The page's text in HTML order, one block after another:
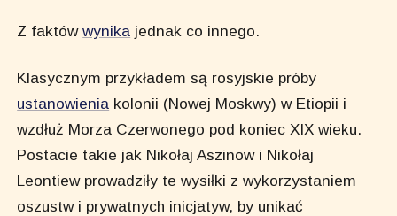
Z faktówwynika jednak co innego.
Klasycznym przykładem są rosyjskie próby
ustanowienia kolonii (Nowej Moskwy) w Etiopii i
wzdłuż Morza Czerwonego pod koniec XIX wieku.
Postacie takie jak Nikołaj Aszinow i Nikołaj
Leontiew prowadziły te wysiłki z wykorzystaniem
oszustw i prywatnych inicjatyw, by unikać